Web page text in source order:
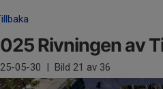
Rivningen av
05-30 | Bild 21 av 36